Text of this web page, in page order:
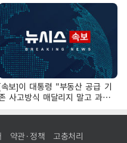
보]이 대통령 "부동산 공급 기
사고방식 매달리지 말고 과감
실천"
약관·정책 고충처리